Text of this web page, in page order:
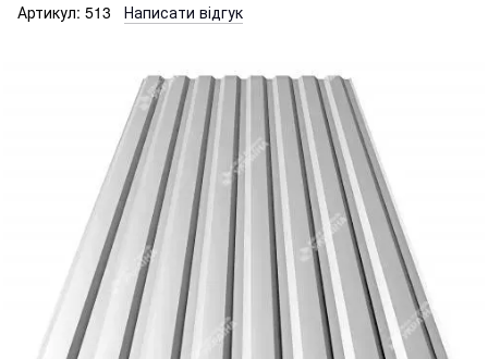
Артикул: 513 Написати відгук